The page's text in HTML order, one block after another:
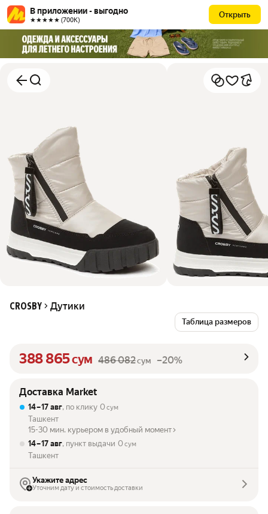
В приложении - выгодно
★★★★★ (700К)
Открыть
CROSBY Дутики
Таблица размеров
388 865сум 486 082сум –20%
Доставка Market
14 – 17 авг, по клику 0 сум
Ташкент
15-30 мин. курьером в удобный момент
14 – 17 авг, пункт выдачи 0 сум
Ташкент
Укажите адрес
Уточним дату и стоимость доставки